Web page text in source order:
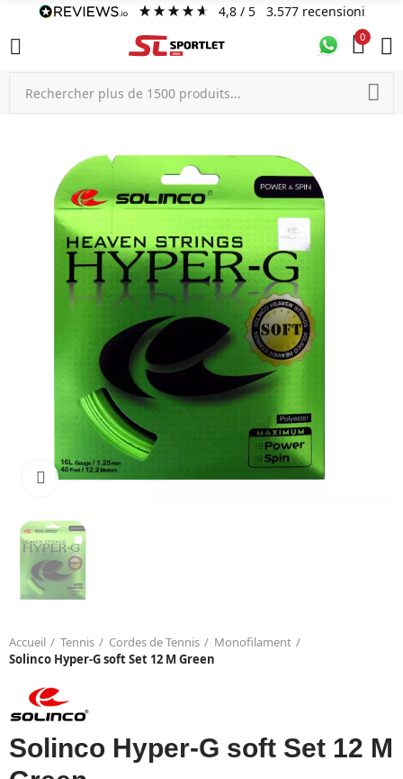
4,8/ 5 3.577 recensioni
0
Click to enlarge
Accueil Tennis Cordes de Tennis
Monofilament
Solinco Hyper-G soft Set 12 M Green
Solinco Hyper-G soft Set 12 M